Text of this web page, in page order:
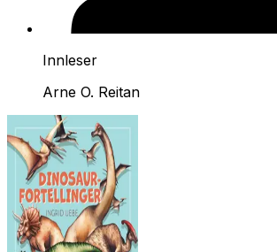
Innleser
Arne O. Reitan